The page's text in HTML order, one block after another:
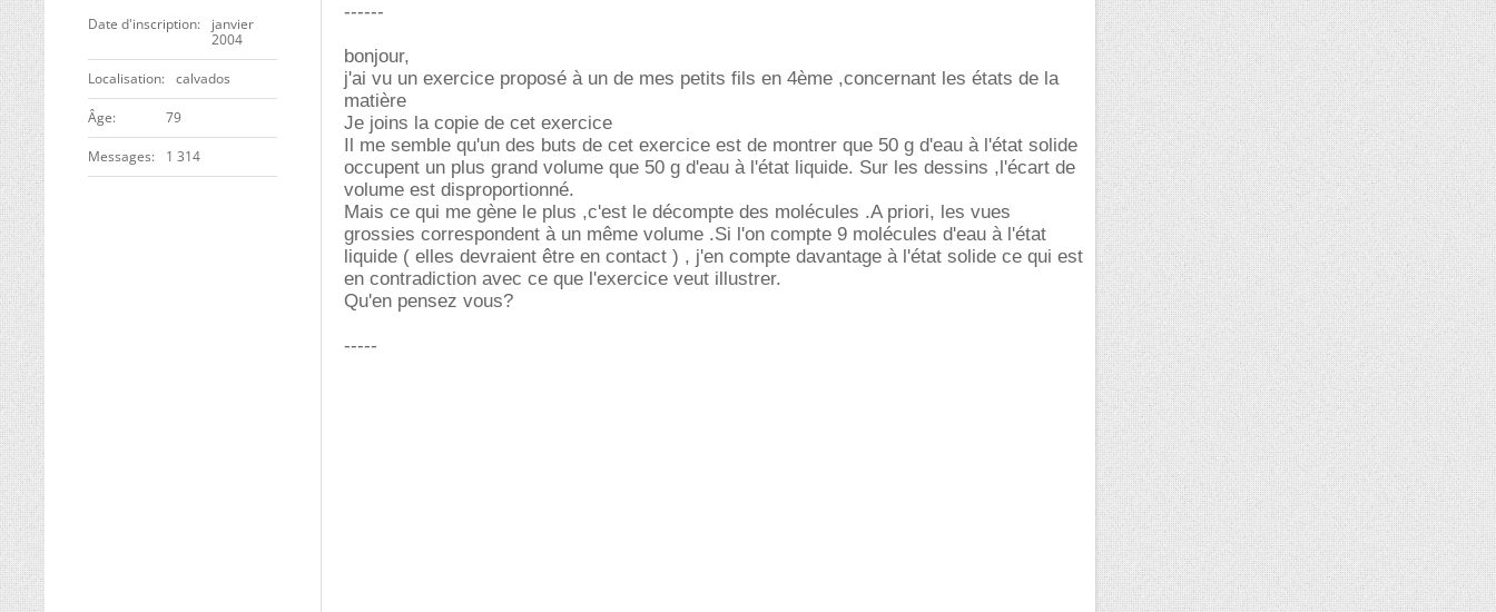
Date d'inscription
janvier
2004
Localisation calvados
ge 79
Messages 1 314
------
bonjour,
j'ai vu un exercice proposé à un de mes petits fils en 4ème ,concernant les états de la
matière
Je joins la copie de cet exercice
Il me semble qu'un des buts de cet exercice est de montrer que 50 g d'eau à l'état solide
occupent un plus grand volume que 50 g d'eau à l'état liquide. Sur les dessins ,l'écart de
volume est disproportionné.
Mais ce qui me gène le plus ,c'est le décompte des molécules .A priori, les vues
grossies correspondent à un même volume .Si l'on compte 9 molécules d'eau à l'état
liquide ( elles devraient être en contact ) , j'en compte davantage à l'état solide ce qui est
en contradiction avec ce que l'exercice veut illustrer.
Qu'en pensez vous?
-----